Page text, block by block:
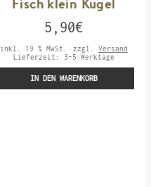
5,90€
inkl. 19 % MwSt. zzgl. Versand
Lieferzeit:
3-5 Werktage
IN DEN WARENKORB